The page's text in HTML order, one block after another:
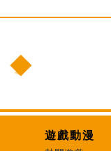
遊戲動漫